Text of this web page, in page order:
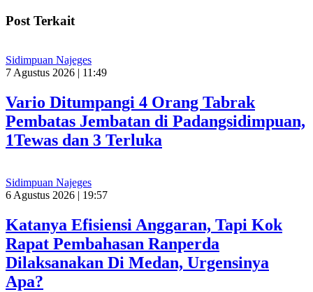
Post Terkait
Sidimpuan Najeges
7 Agustus 2026 | 11:49
Vario Ditumpangi 4 Orang Tabrak
Pembatas Jembatan di Padangsidimpuan,
1Tewas dan 3 Terluka
Sidimpuan Najeges
6 Agustus 2026 | 19:57
Katanya Efisiensi Anggaran, Tapi Kok
Rapat Pembahasan Ranperda
Dilaksanakan Di Medan, Urgensinya
Apa?